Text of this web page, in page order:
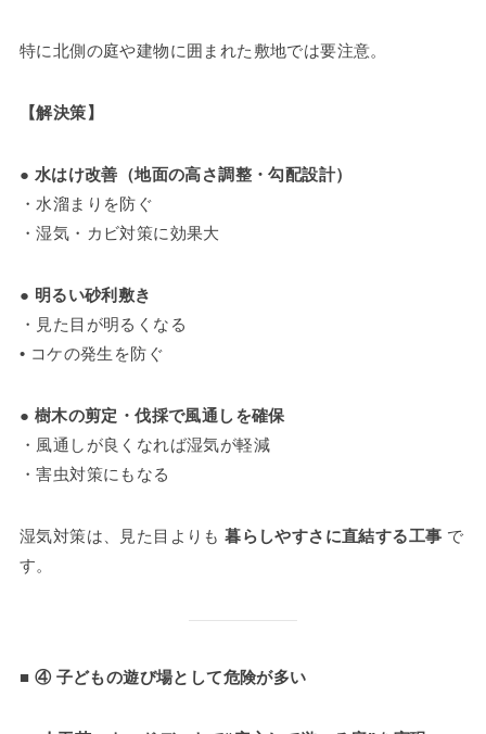
特に北側の庭や建物に囲まれた敷地では要注意。
【解決策】
● 水はけ改善（地面の高さ調整・勾配設計）
・水溜まりを防ぐ
・湿気・カビ対策に効果大
● 明るい砂利敷き
・見た目が明るくなる
• コケの発生を防ぐ
● 樹木の剪定・伐採で風通しを確保
・風通しが良くなれば湿気が軽減
・害虫対策にもなる
湿気対策は、見た目よりも暮らしやすさに直結する工事 で
す。
■ ④ 子どもの遊び場として危険が多い